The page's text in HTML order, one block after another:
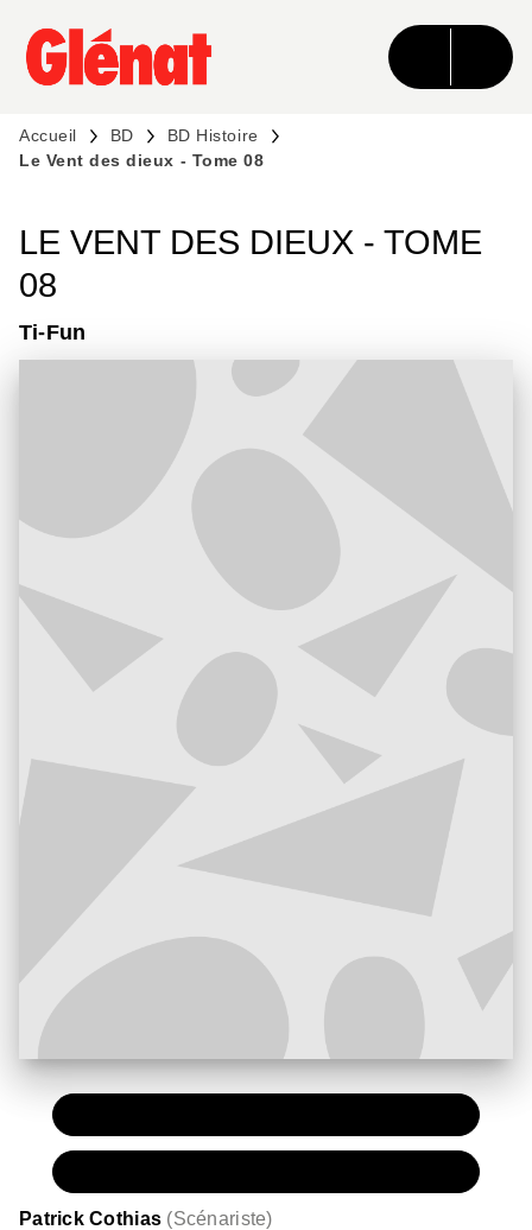
MENU RECHERCHE CONTENU
PIED DE PAGE
Accueil BD
BD Histoire
Le Vent des dieux - Tome 08
LE VENT DES DIEUX - TOME
08
Ti-Fun
Patrick Cothias (Scénariste)